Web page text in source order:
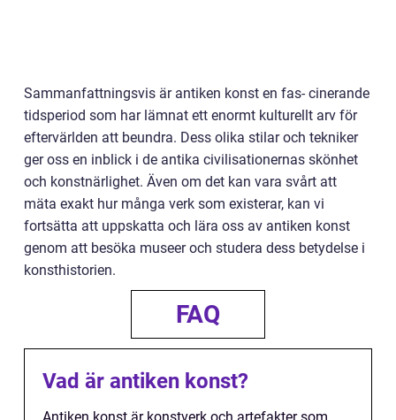
Sammanfattningsvis är antiken konst en fas- cinerande
tidsperiod som har lämnat ett enormt kulturellt arv för
eftervärlden att beundra. Dess olika stilar och tekniker
ger oss en inblick i de antika civilisationernas skönhet
och konstnärlighet. Även om det kan vara svårt att
mäta exakt hur många verk som existerar, kan vi
fortsätta att uppskatta och lära oss av antiken konst
genom att besöka museer och studera dess betydelse i
konsthistorien.
FAQ
Vad är antiken konst?